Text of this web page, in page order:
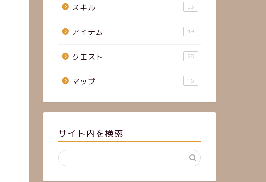
スキル 53
アイテム 49
クエスト 28
マップ 15
サイト内を検索